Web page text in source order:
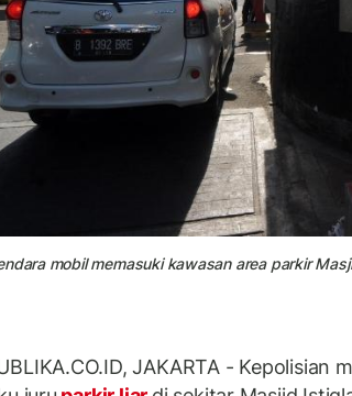
mobil memasuki kawasan area parkir
JAKARTA - Kepolisian